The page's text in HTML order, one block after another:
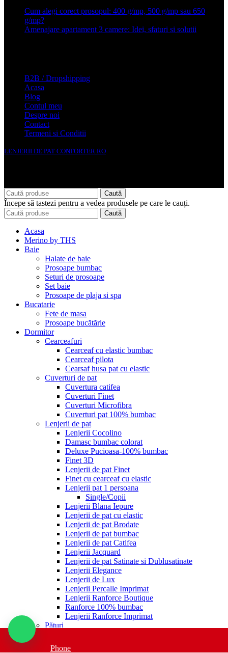
Cum alegi corect prosopul: 400 g/mp, 500 g/mp sau 650
g/mp?
Amenajare apartament 3 camere: Idei, sfaturi si solutii
B2B / Dropshipping
Acasa
Blog
Contul meu
Despre noi
Contact
Termeni si Conditii
LENJERII DE PAT CONFORTER.RO
Caută
Începe să tastezi pentru a vedea produsele pe care le cauți.
Caută
Acasa
Merino by THS
Baie
Halate de baie
Prosoape bumbac
Seturi de prosoape
Set baie
Prosoape de plaja si spa
Bucatarie
Fete de masa
Prosoape bucătărie
Dormitor
Cearceafuri
Cearceaf cu elastic bumbac
Cearceaf pilota
Cearsaf husa pat cu elastic
Cuverturi de pat
Cuvertura catifea
Cuverturi Finet
Cuverturi Microfibra
Cuverturi pat 100% bumbac
Lenjerii de pat
Lenjerii Cocolino
Damasc bumbac colorat
Deluxe Pucioasa-100% bumbac
Finet 3D
Lenjerii de pat Finet
Finet cu cearceaf cu elastic
Lenjerii pat 1 persoana
Single/Copii
Lenjerii Blana Iepure
Lenjerii de pat cu elastic
Lenjerii de pat Brodate
Lenjerii de pat bumbac
Lenjerii de pat Catifea
Lenjerii Jacquard
Lenjerii de pat Satinate si Dublusatinate
Lenjerii Elegance
Lenjerii de Lux
Lenjerii Percalle Imprimat
Lenjerii Ranforce Boutique
Ranforce 100% bumbac
Lenjerii Ranforce Imprimat
Pături
Phone